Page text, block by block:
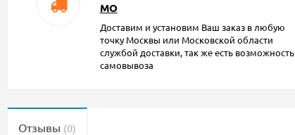
МО
Доставим и установим Ваш заказ в любую
точку Москвы или Московской области
службой доставки, так же есть возможность
самовывоза
Отзывы (0)